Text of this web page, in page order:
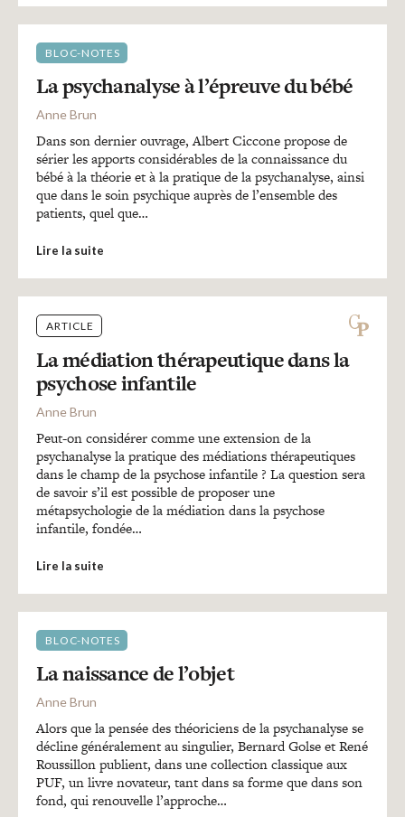
BLOC-NOTES
La psychanalyse à l’épreuve du bébé
Anne Brun
Dans son dernier ouvrage, Albert Ciccone propose de
sérier les apports considérables de la connaissance du
bébé à la théorie et à la pratique de la psychanalyse, ainsi
que dans le soin psychique auprès de l’ensemble des
patients, quel que…
Lire la suite
BLOC-NOTES
La naissance de l’objet
Anne Brun
Alors que la pensée des théoriciens de la psychanalyse se
décline généralement au singulier, Bernard Golse et René
Roussillon publient, dans une collection classique aux
PUF, un livre novateur, tant dans sa forme que dans son
fond, qui renouvelle l’approche…
ARTICLE
La médiation thérapeutique dans la
psychose infantile
Anne Brun
Peut-on considérer comme une extension de la
psychanalyse la pratique des médiations thérapeutiques
dans le champ de la psychose infantile ? La question sera
de savoir s’il est possible de proposer une
métapsychologie de la médiation dans la psychose
infantile, fondée…
Lire la suite